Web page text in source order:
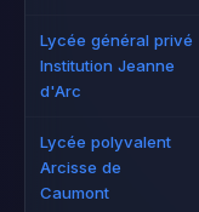
Lycée général privé
Institution Jeanne
d'Arc
Lycée polyvalent
Arcisse de
Caumont